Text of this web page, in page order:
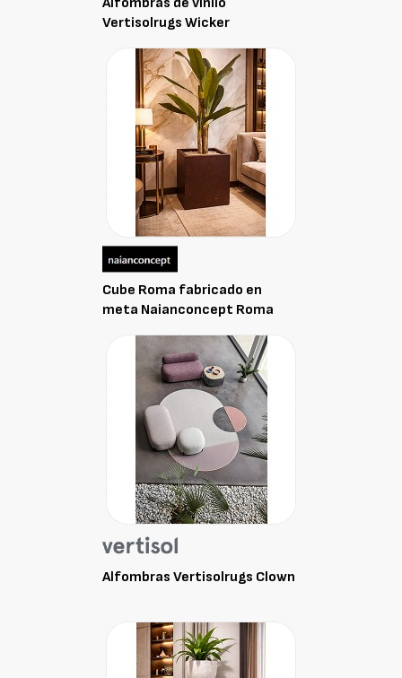
Vertisolrugs Wicker
Cube Roma fabricado en
meta Naianconcept Roma
Alfombras Vertisolrugs Clown